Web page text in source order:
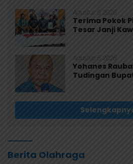
Agustus 6, 2026
Terima Pokok
Tesar Janji
Agustus 6, 2026
Yohanes
Tudingan
Berita Olahraga